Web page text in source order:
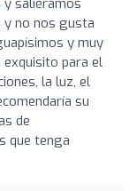
no nos gusta
y muy
exquisito para el
la luz, el
su
de
que tenga